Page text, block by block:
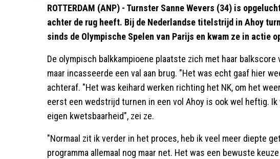
ROTTERDAM (ANP) - Turnster Sanne Wevers (34) is
achter de rug heeft. Bij de Nederlandse titelstrijd in Ahoy
sinds de Olympische Spelen van Parijs en kwam ze in actie
De olympisch balkkampioene plaatste zich met haar
maar incasseerde een val aan brug. "Het was echt gaaf hier
achteraf. "Het was keihard werken richting het NK, om het
eerst een wedstrijd turnen in een vol Ahoy is ook wel heftig.
eigen kwetsbaarheid", zei ze.
"Normaal zit ik verder in het proces, heb ik veel meer diepte
programma allemaal nog maar net. Het was een bewuste